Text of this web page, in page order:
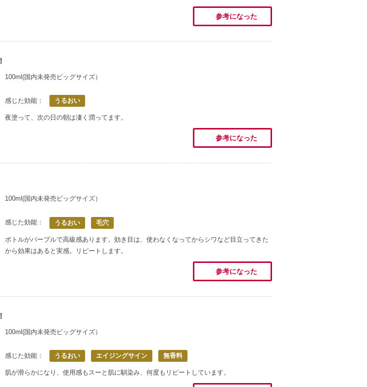
参考になった
100ml(国内未発売ビッグサイズ）
感じた効能： うるおい
夜塗って、次の日の朝は凄く潤ってます。
参考になった
100ml(国内未発売ビッグサイズ）
感じた効能： うるおい 毛穴
ボトルがパープルで高級感あります。効き目は、使わなくなってからシワなど目立ってきた
から効果はあると実感。リピートします。
参考になった
100ml(国内未発売ビッグサイズ）
感じた効能： うるおい エイジングサイン 無香料
肌が滑らかになり、使用感もスーと肌に馴染み、何度もリピートしています。